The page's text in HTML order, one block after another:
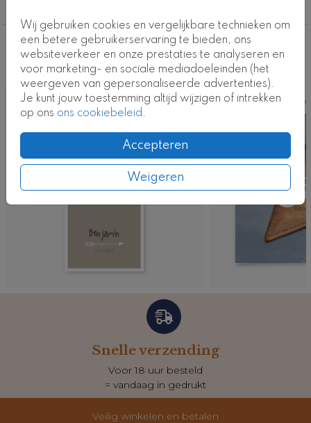
Wij gebruiken cookies en vergelijkbare technieken om
een betere gebruikerservaring te bieden, ons
websiteverkeer en onze prestaties te analyseren en
voor marketing- en sociale mediadoeleinden (het
weergeven van gepersonaliseerde advertenties).
Je kunt jouw toestemming altijd wijzigen of intrekken
op ons ons cookiebeleid.
Accepteren
Weigeren
Deze ontwerpen vind je misschien ook
leuk
Kaart
Snelle verzending
Voor 18 uur besteld
= vandaag in gedrukt
Veilig winkelen en betalen